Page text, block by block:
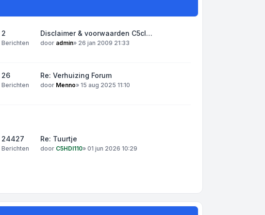
2
Berichten
Disclaimer & voorwaarden C5cl…
door admin» 26 jan 2009 21:33
26
Berichten
Re: Verhuizing Forum
door Menno» 15 aug 2025 11:10
24427
Berichten
Re: Tuurtje
door C5HDI110» 01 jun 2026 10:29